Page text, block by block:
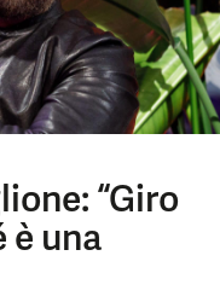
“Giro
una